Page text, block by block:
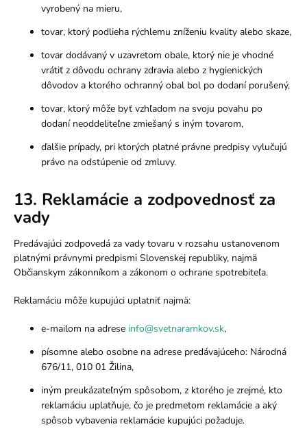
vyrobený na mieru,
tovar, ktorý podlieha rýchlemu zníženiu kvality alebo skaze,
tovar dodávaný v uzavretom obale, ktorý nie je vhodné
vrátiť z dôvodu ochrany zdravia alebo z hygienických
dôvodov a ktorého ochranný obal bol po dodaní porušený,
tovar, ktorý môže byť vzhľadom na svoju povahu po
dodaní neoddeliteľne zmiešaný s iným tovarom,
ďalšie prípady, pri ktorých platné právne predpisy vylučujú
právo na odstúpenie od zmluvy.
13. Reklamácie a zodpovednosť za
vady
Predávajúci zodpovedá za vady tovaru v rozsahu ustanovenom
platnými právnymi predpismi Slovenskej republiky, najmä
Občianskym zákonníkom a zákonom o ochrane spotrebiteľa.
Reklamáciu môže kupujúci uplatniť najmä:
e-mailom na adrese info@svetnaramkov.sk,
písomne alebo osobne na adrese predávajúceho: Národná
676/11, 010 01 Žilina,
iným preukázateľným spôsobom, z ktorého je zrejmé, kto
reklamáciu uplatňuje, čo je predmetom reklamácie a aký
spôsob vybavenia reklamácie kupujúci požaduje.